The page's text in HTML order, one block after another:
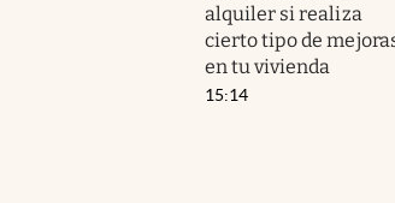
alquiler si realiza
cierto tipo de
en tu vivienda
15:14